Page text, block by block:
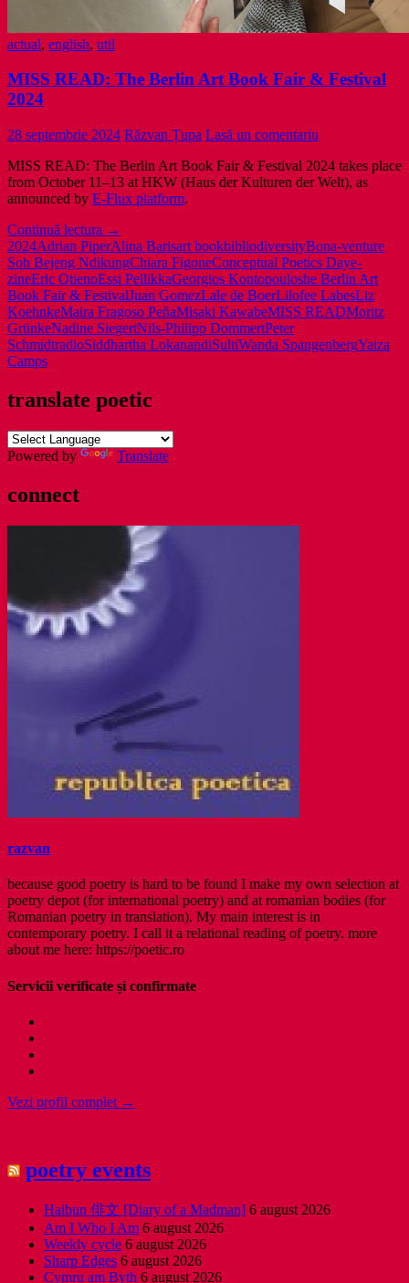
actual, english, util
MISS READ: The Berlin Art Book Fair & Festival
2024
28 septembrie 2024 Răzvan Țupa Lasă un comentariu
MISS READ: The Berlin Art Book Fair & Festival 2024 takes place
from October 11–13 at HKW (Haus der Kulturen der Welt), as
announced by E-Flux platform.
Continuă lectura MISS
READ:
The
Berlin
Art
Book
Fair
&
→
2024Adrian PiperAlina Barisart bookbibliodiversityBona-venture
Soh Bejeng NdikungChiara FigoneConceptual Poetics Daye-
zineEric OtienoEssi PellikkaGeorgios Kontopouloshe Berlin Art
Book Fair & FestivalJuan GomezLale de BoerLilofee LabesLiz
KoehnkeMaira Fragoso PeñaMisaki KawabeMISS READMoritz
GrünkeNadine SiegertNils-Philipp DommertPeter
SchmidtradioSiddhartha LokanandiSultiWanda SpangenbergYaiza
Camps
translate poetic
Powered by Translate
connect
razvan
because good poetry is hard to be found I make my own selection at
poetry depot (for international poetry) and at romanian bodies (for
Romanian poetry in translation). My main interest is in
contemporary poetry. I call it a relational reading of poetry. more
about me here: https://poetic.ro
Servicii verificate și confirmate
Vezi profil complet →
poetry events
Haibun 俳文 [Diary of a Madman] 6 august 2026
Am I Who I Am 6 august 2026
Weekly cycle 6 august 2026
Sharp Edges 6 august 2026
Cymru am Byth 6 august 2026